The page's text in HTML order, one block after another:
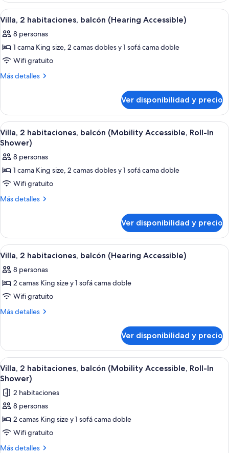
(Mobility
Accessible,
Tub)
habitaciones,
balcón
Accessible,
Tub)
Ver
todas
las
fotos
de
Villa,
balcón
(Hearing
Accessible)
Una cocina con armarios de
13
Villa, 2 habitaciones, balcón (Hearing Accessible)
8 personas
1 cama King size, 2 camas dobles y 1 sofá cama doble
Wifi gratuito
Más detalles
Más
2
habitaciones,
balcón
(Hearing
Accessible)
Ver disponibilidad y precio
Ver
todas
las
fotos
de
Villa,
2
(Mobility
Accessible,
Roll-
In
Shower)
Una cocina con armarios de
11
Villa, 2 habitaciones, balcón (Mobility Accessible, Roll-In
Shower)
8 personas
1 cama King size, 2 camas dobles y 1 sofá cama doble
Wifi gratuito
Más detalles
Más
2
habitaciones,
balcón
Accessible,
Roll-
Shower)
Ver disponibilidad y precio
Ver
todas
las
fotos
de
Villa,
balcón
(Hearing
Accessible)
Una cocina moderna con
12
Villa, 2 habitaciones, balcón (Hearing Accessible)
8 personas
2 camas King size y 1 sofá cama doble
Wifi gratuito
Más detalles
Más
2
habitaciones,
balcón
(Hearing
Accessible)
Ver disponibilidad y precio
Ver
todas
las
fotos
de
Villa,
2
habitaciones,
Una cocina moderna con
12
Villa, 2 habitaciones, balcón (Mobility Accessible, Roll-In
Shower)
2 habitaciones
8 personas
2 camas King size y 1 sofá cama doble
Wifi gratuito
Más detalles
Más